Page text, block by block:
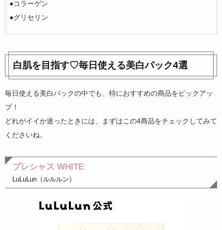
●コラーゲン
●グリセリン
白肌を目指す♡毎日使える美白パック4選
毎日使える美白パックの中でも、特におすすめの商品をピックアッ
プ！
どれがイイか迷ったときには、まずはこの4商品をチェックしてみて
くださいね。
プレシャス WHITE
LuLuLun（ルルルン）